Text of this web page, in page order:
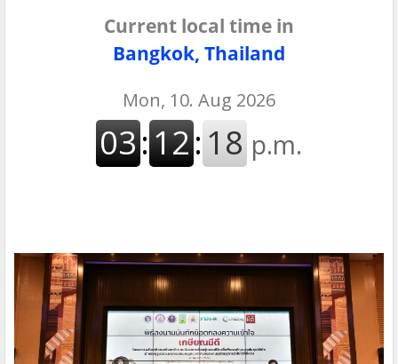
Current local time in
Bangkok, Thailand